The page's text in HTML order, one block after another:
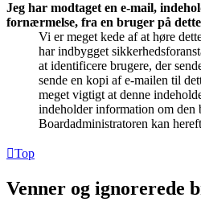
Jeg har modtaget en e-mail,
fornærmelse, fra en bruger på
Vi er meget kede af at høre
har indbygget
at identificere brugere, der
sende en kopi af e-mailen til
meget vigtigt at denne
indeholder information om den
Boardadministratoren kan
Top
Venner og ignorerede